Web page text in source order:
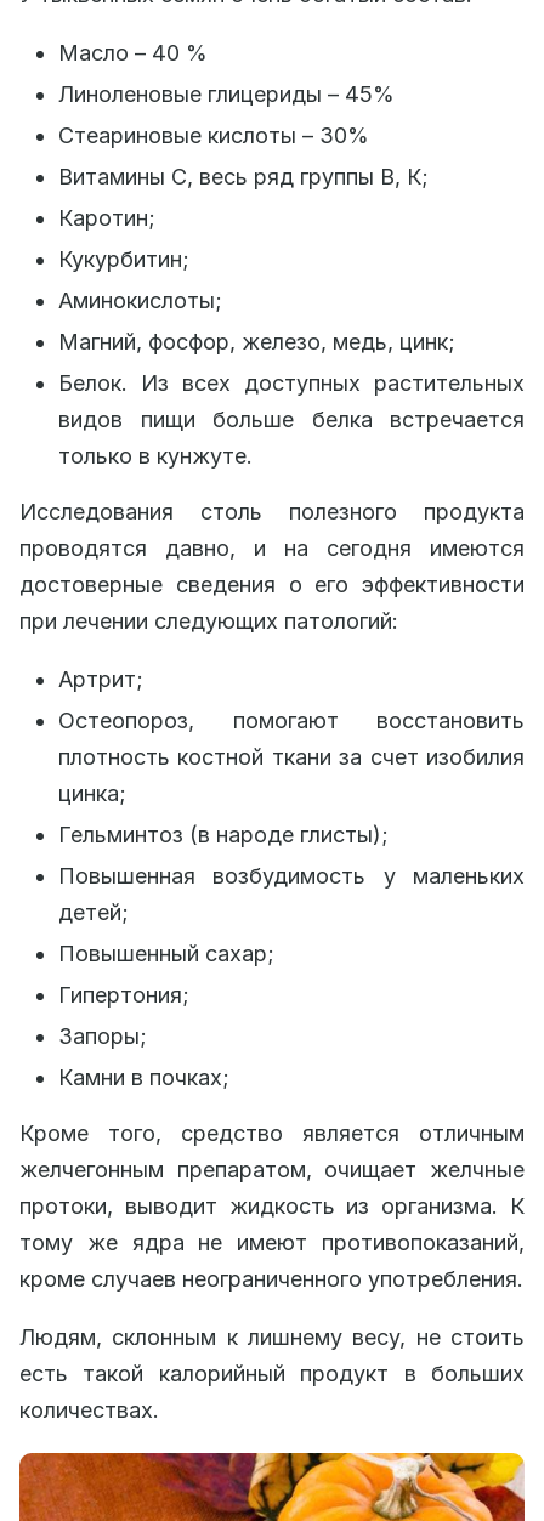
Масло – 40 %
Линоленовые глицериды – 45%
Стеариновые кислоты – 30%
Витамины С, весь ряд группы В, К;
Каротин;
Кукурбитин;
Аминокислоты;
Магний, фосфор, железо, медь, цинк;
Белок. Из всех доступных растительных
видов пищи больше белка встречается
только в кунжуте.
Исследования столь полезного продукта
проводятся давно, и на сегодня имеются
достоверные сведения о его эффективности
при лечении следующих патологий:
Артрит;
Остеопороз, помогают восстановить
плотность костной ткани за счет изобилия
цинка;
Гельминтоз (в народе глисты);
Повышенная возбудимость у маленьких
детей;
Повышенный сахар;
Гипертония;
Запоры;
Камни в почках;
Кроме того, средство является отличным
желчегонным препаратом, очищает желчные
протоки, выводит жидкость из организма. К
тому же ядра не имеют противопоказаний,
кроме случаев неограниченного употребления.
Людям, склонным к лишнему весу, не стоить
есть такой калорийный продукт в больших
количествах.